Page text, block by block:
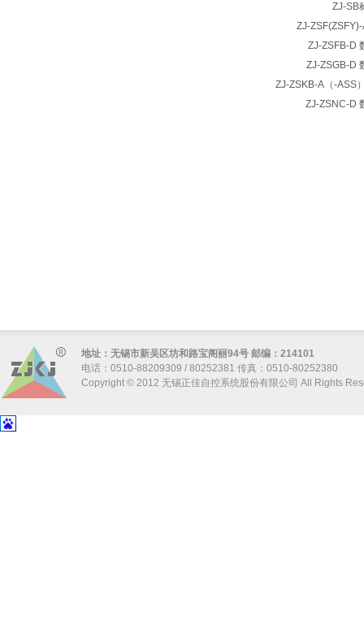
ZJ-SB
ZJ-
ZJ-ZSFB-D
ZJ-ZSGB-D
ZJ-ZSKB-A（-ASS
ZJ-ZSNC-D
地址：无锡市新吴区坊和路宝阁丽94号 邮编：214101
电话：0510-88209309 / 80252381 传真：0510-80252380
Copyright © 2012 无锡正佳自控系统股份有限公司 All Rights